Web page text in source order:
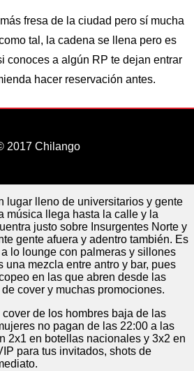
fresa de la ciudad pero sí mucha
tal, la cadena se llena pero es
conoces a algún RP te dejan entrar
hacer reservación antes.
2017 Chilango
lugar lleno de universitarios y gente
música llega hasta la calle y la
justo sobre Insurgentes Norte y
gente afuera y adentro también. Es
lo lounge con palmeras y sillones
una mezcla entre antro y bar, pues
en las que abren desde las
cover y muchas promociones.
de los hombres baja de las
no pagan de las 22:00 a las
2x1 en botellas nacionales y 3x2 en
para tus invitados, shots de